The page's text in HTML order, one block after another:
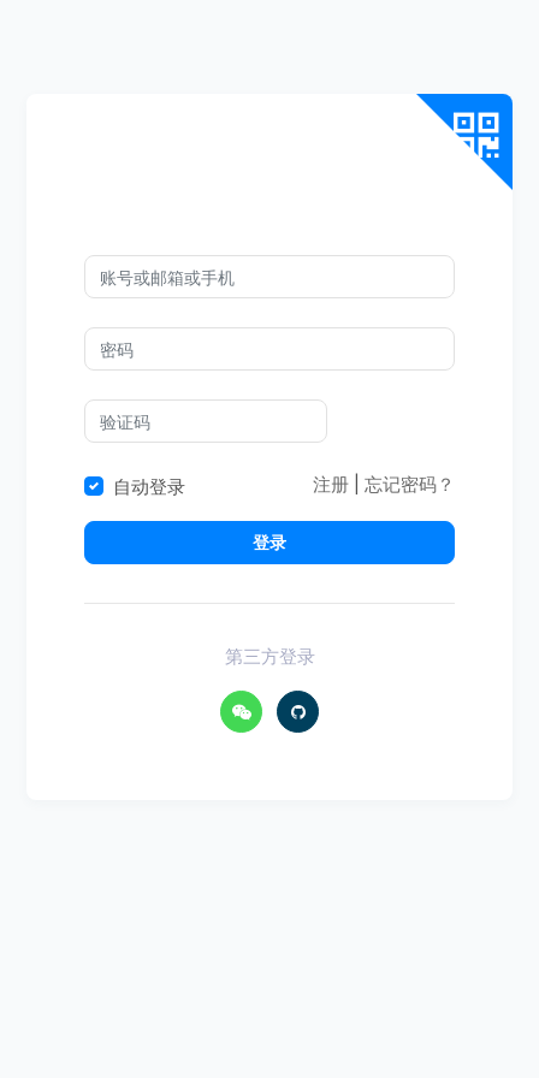
自动登录 注册 忘记密码？
登录
第三方登录